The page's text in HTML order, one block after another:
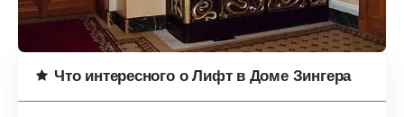
Что интересного о Лифт в Доме Зингера